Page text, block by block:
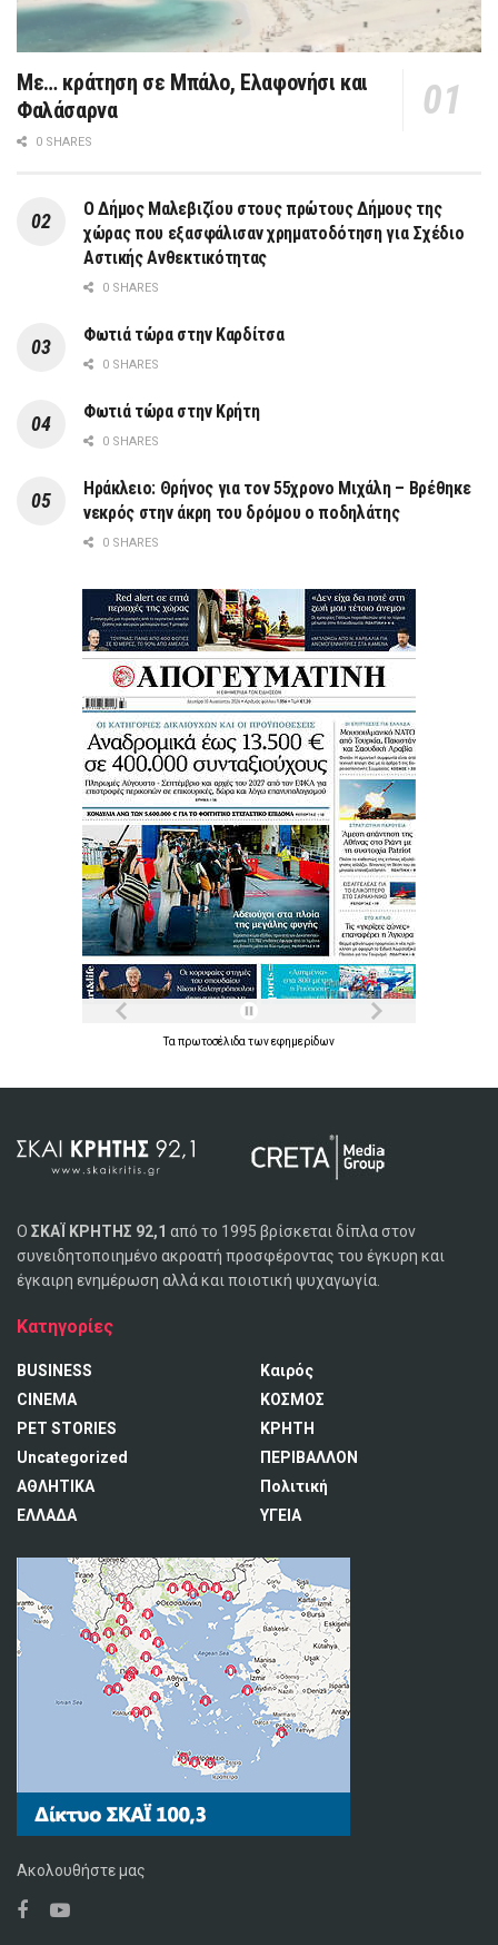
Με… κράτηση σε Μπάλο, Ελαφονήσι και
Φαλάσαρνα
0 SHARES
Ο Δήμος Μαλεβιζίου στους πρώτους Δήμους της
χώρας που εξασφάλισαν χρηματοδότηση για Σχέδιο
Αστικής Ανθεκτικότητας
0 SHARES
Φωτιά τώρα στην Καρδίτσα
0 SHARES
Φωτιά τώρα στην Κρήτη
0 SHARES
Ηράκλειο: Θρήνος για τον 55χρονο Μιχάλη – Βρέθηκε
νεκρός στην άκρη του δρόμου ο ποδηλάτης
0 SHARES
Ταπρωτοσέλιδατωνεφημερίδων
Ο ΣΚΑΪ ΚΡΗΤΗΣ 92,1 από το 1995 βρίσκεται δίπλα στον
συνειδητοποιημένο ακροατή προσφέροντας του έγκυρη και
έγκαιρη ενημέρωση αλλά και ποιοτική ψυχαγωγία.
Κατηγορίες
BUSINESS
CINEMA
PET STORIES
Uncategorized
ΑΘΛΗΤΙΚΑ
ΕΛΛΑΔΑ
Καιρός
ΚΟΣΜΟΣ
ΚΡΗΤΗ
ΠΕΡΙΒΑΛΛΟΝ
Πολιτική
ΥΓΕΙΑ
Ακολουθήστε μας